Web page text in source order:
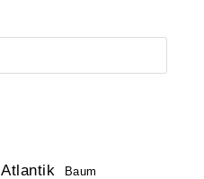
Atlantik Baum